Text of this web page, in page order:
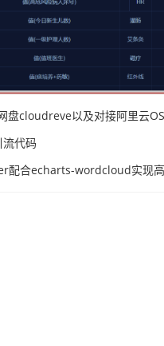
盘cloudreve以及对接阿里云
流代码
合echarts-wordcloud实现高频词统计，